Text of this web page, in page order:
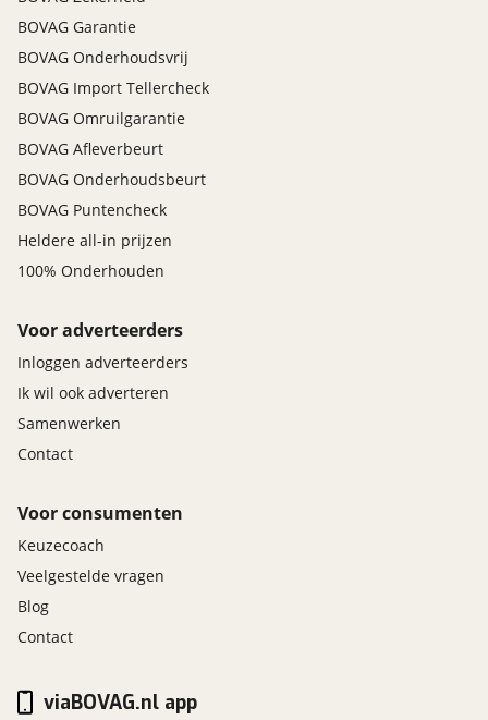
BOVAG Garantie
BOVAG Onderhoudsvrij
BOVAG Import Tellercheck
BOVAG Omruilgarantie
BOVAG Afleverbeurt
BOVAG Onderhoudsbeurt
BOVAG Puntencheck
Heldere all-in prijzen
100% Onderhouden
Voor adverteerders
Inloggen adverteerders
Ik wil ook adverteren
Samenwerken
Contact
Voor consumenten
Keuzecoach
Veelgestelde vragen
Blog
Contact
viaBOVAG.nl app